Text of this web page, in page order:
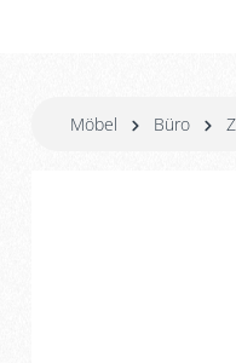
Möbel Büro